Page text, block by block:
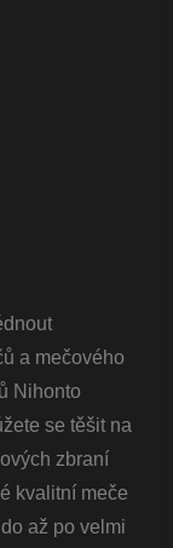
a mečového
Nihonto
se těšit na
zbraní
kvalitní meče
až po velmi